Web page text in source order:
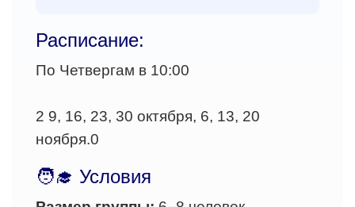
Расписание:
По Четвергам в 10:00
2 9, 16, 23, 30 октября, 6, 13, 20
ноября.0
🧑‍🎓 Условия